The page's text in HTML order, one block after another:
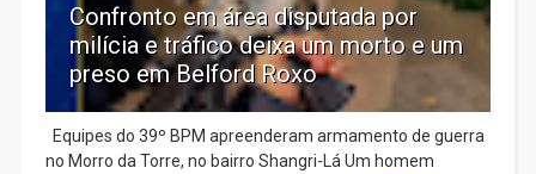
Confronto em área disputada por
milícia e tráfico deixa um morto e um
preso em Belford Roxo
Equipes do 39º BPM apreenderam armamento de guerra
no Morro da Torre, no bairro Shangri-Lá Um homem